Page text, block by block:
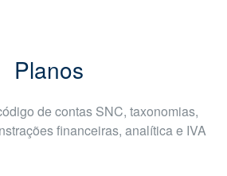
Planos
de contas SNC, taxonomias,
financeiras, analítica e IVA